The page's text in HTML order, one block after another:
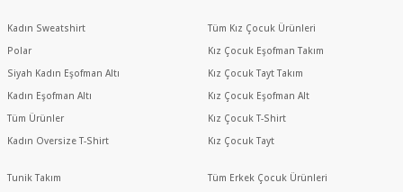
Kadın Sweatshirt
Polar
Siyah Kadın Eşofman Altı
Kadın Eşofman Altı
Tüm Ürünler
Kadın Oversize T-Shirt
Tunik Takım
Tüm Kız Çocuk Ürünleri
Kız Çocuk Eşofman Takım
Kız Çocuk Tayt Takım
Kız Çocuk Eşofman Alt
Kız Çocuk T-Shirt
Kız Çocuk Tayt
Tüm Erkek Çocuk Ürünleri